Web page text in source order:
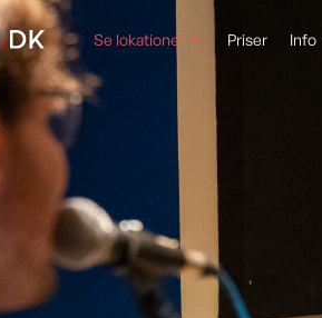
Se lokationer Priser Info